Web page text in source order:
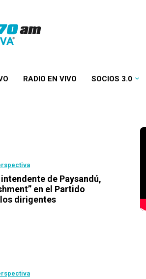
RADIO EN VIVO SOCIOS 3.0
de Paysandú,
en el Partido
dirigentes